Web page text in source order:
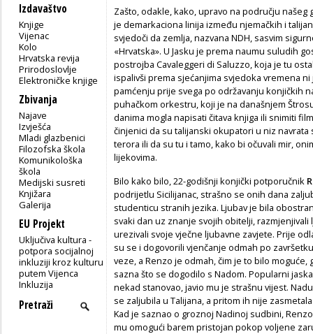
Izdavaštvo
Knjige
Vijenac
Kolo
Hrvatska revija
Prirodoslovlje
Elektroničke knjige
Zbivanja
Najave
Izvješća
Mladi glazbenici
Filozofska škola
Komunikološka
škola
Medijski susreti
Knjižara
Galerija
EU Projekt
Uključiva kultura -
potpora socijalnoj
inkluziji kroz kulturu
putem Vijenca
Inkluzija
Zašto, odakle, kako, upravo na području
je demarkaciona linija između njemačkih i
svjedoči da zemlja, nazvana NDH, sasvim
«Hrvatska». U Jasku je prema naumu suludih
postrojba Cavaleggeri di Saluzzo, koja je tu
ispalivši prema sjećanjima svjedoka vremena
pamćenju prije svega po održavanju konjičkih
puhačkom orkestru, koji je na današnjem
danima mogla napisati čitava knjiga ili snimiti
činjenici da su talijanski okupatori u niz
terora ili da su tu i tamo, kako bi očuvali mir,
lijekovima.
Bilo kako bilo, 22-godišnji konjički potporučnik
podrijetlu Sicilijanac, strašno se onih dana
studenticu stranih jezika. Ljubav je bila
svaki dan uz znanje svojih obitelji,
urezivali svoje vječne ljubavne zavjete. Prije
su se i dogovorili vjenčanje odmah po
veze, a Renzo je odmah, čim je to bilo moguće,
sazna što se dogodilo s Nadom. Popularni
nekad stanovao, javio mu je strašnu vijest.
se zaljubila u Talijana, a pritom ih nije
Kad je saznao o groznoj Nadinoj sudbini,
mu omogući barem pristojan pokop voljene